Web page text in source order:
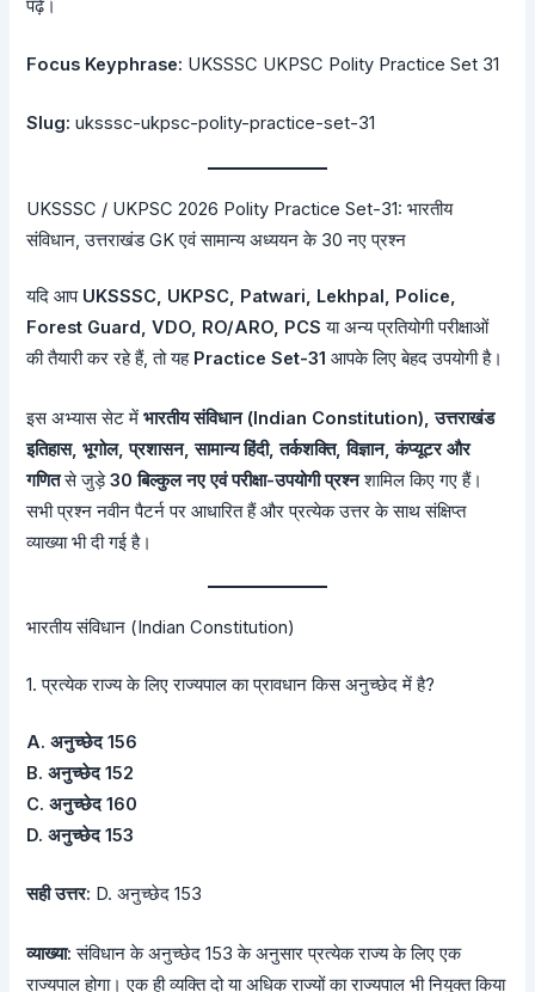
पढ़ें।
Focus Keyphrase: UKSSSC UKPSC Polity Practice Set 31
Slug: uksssc-ukpsc-polity-practice-set-31
UKSSSC / UKPSC 2026 Polity Practice Set-31: भारतीय
संविधान, उत्तराखंड GK एवं सामान्य अध्ययन के 30 नए प्रश्न
यदि आप UKSSSC, UKPSC, Patwari, Lekhpal, Police,
Forest Guard, VDO, RO/ARO, PCS या अन्य प्रतियोगी परीक्षाओं
की तैयारी कर रहे हैं, तो यह Practice Set-31 आपके लिए बेहद उपयोगी है।
इस अभ्यास सेट मेंभारतीय संविधान (Indian Constitution), उत्तराखंड
इतिहास, भूगोल, प्रशासन, सामान्य हिंदी, तर्कशक्ति, विज्ञान, कंप्यूटर और
गणितसे जुड़े30 बिल्कुल नए एवं परीक्षा-उपयोगी प्रश्नशामिल किए गए हैं।
सभी प्रश्न नवीन पैटर्न पर आधारित हैं और प्रत्येक उत्तर के साथ संक्षिप्त
व्याख्या भी दी गई है।
भारतीय संविधान (Indian Constitution)
1. प्रत्येक राज्य के लिए राज्यपाल का प्रावधान किस अनुच्छेद में है?
A. अनुच्छेद 156
B. अनुच्छेद 152
C. अनुच्छेद 160
D. अनुच्छेद 153
सही उत्तर: D. अनुच्छेद 153
व्याख्या: संविधान के अनुच्छेद 153 के अनुसार प्रत्येक राज्य के लिए एक
राज्यपाल होगा। एक ही व्यक्ति दो या अधिक राज्यों का राज्यपाल भी नियुक्त किया